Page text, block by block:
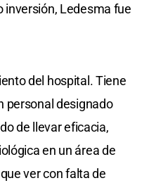
Ledesma fue
del hospital. Tiene
personal designado
de llevar eficacia,
en un área de
ver con falta de